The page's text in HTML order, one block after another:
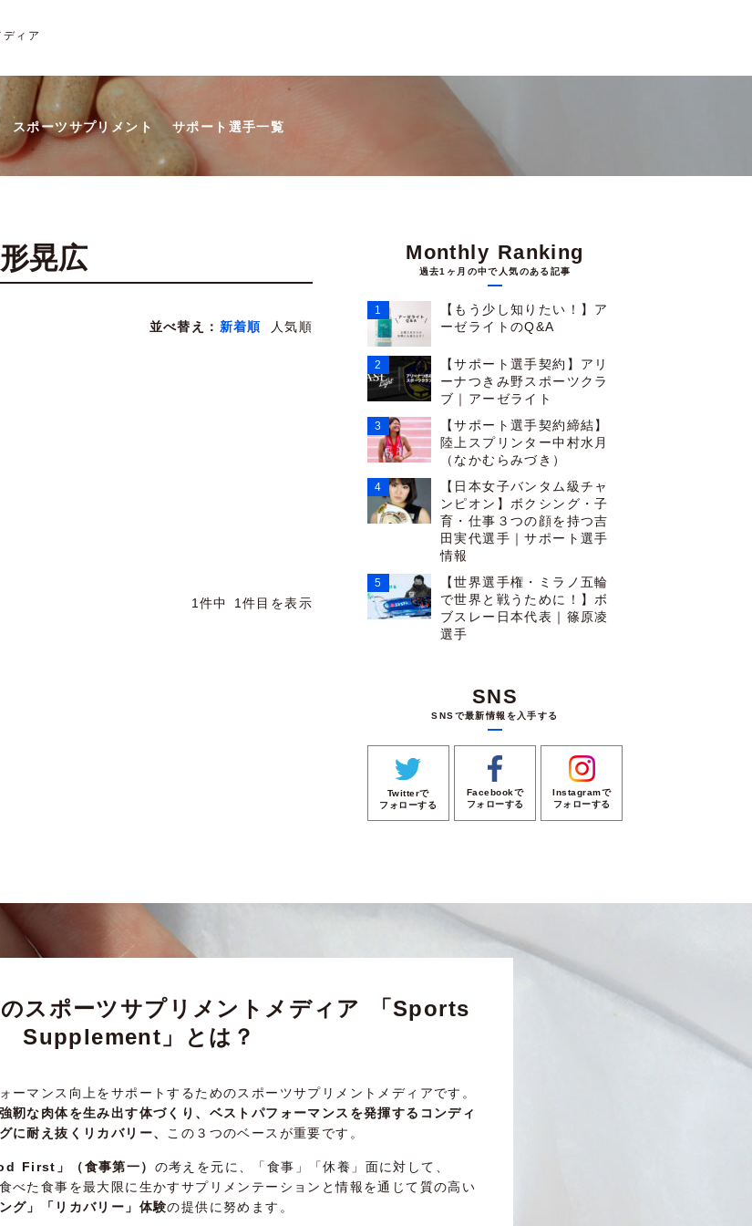
ィア
スポーツサプリメント サポート選手一覧
晃広
並べ替え： 新着順 人気順
1件中 1件目を表示
Monthly Ranking
過去1ヶ月の中で人気のある記事
【もう少し知りたい！】ア
ーゼライトのQ&A
【サポート選手契約】アリ
ーナつきみ野スポーツクラ
ブ｜アーゼライト
【サポート選手契約締結】
陸上スプリンター中村水月
（なかむらみづき）
【日本女子バンタム級チャ
ンピオン】ボクシング・子
育・仕事３つの顔を持つ吉
田実代選手｜サポート選手
情報
【世界選手権・ミラノ五輪
で世界と戦うために！】ボ
ブスレー日本代表｜篠原凌
選手
SNS
SNSで最新情報を入手する
Twitterで
フォローする
Facebookで
フォローする
Instagramで
フォローする
スポーツサプリメントメディア 「Sports
Supplement」とは？
ーマンス向上をサポートするためのスポーツサプリメントメディアです。
強靭な肉体を生み出す体づくり、ベストパフォーマンスを発揮するコンディ
に耐え抜くリカバリー、 この３つのベースが重要です。
First」（食事第一） の考えを元に、「食事」「休養」面に対して、
べた食事を最大限に生かすサプリメンテーションと情報を通じて質の高い
グ」「リカバリー」体験の提供に努めます。